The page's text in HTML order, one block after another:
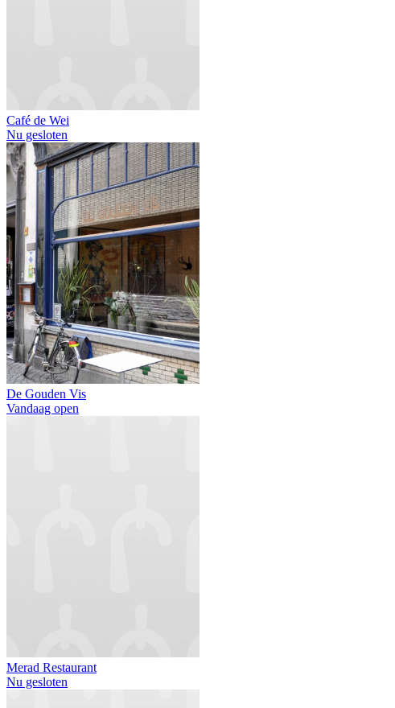
Café de Wei
Nu gesloten
De Gouden Vis
Vandaag open
Merad Restaurant
Nu gesloten